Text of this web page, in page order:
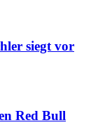
siegt vor
Red Bull